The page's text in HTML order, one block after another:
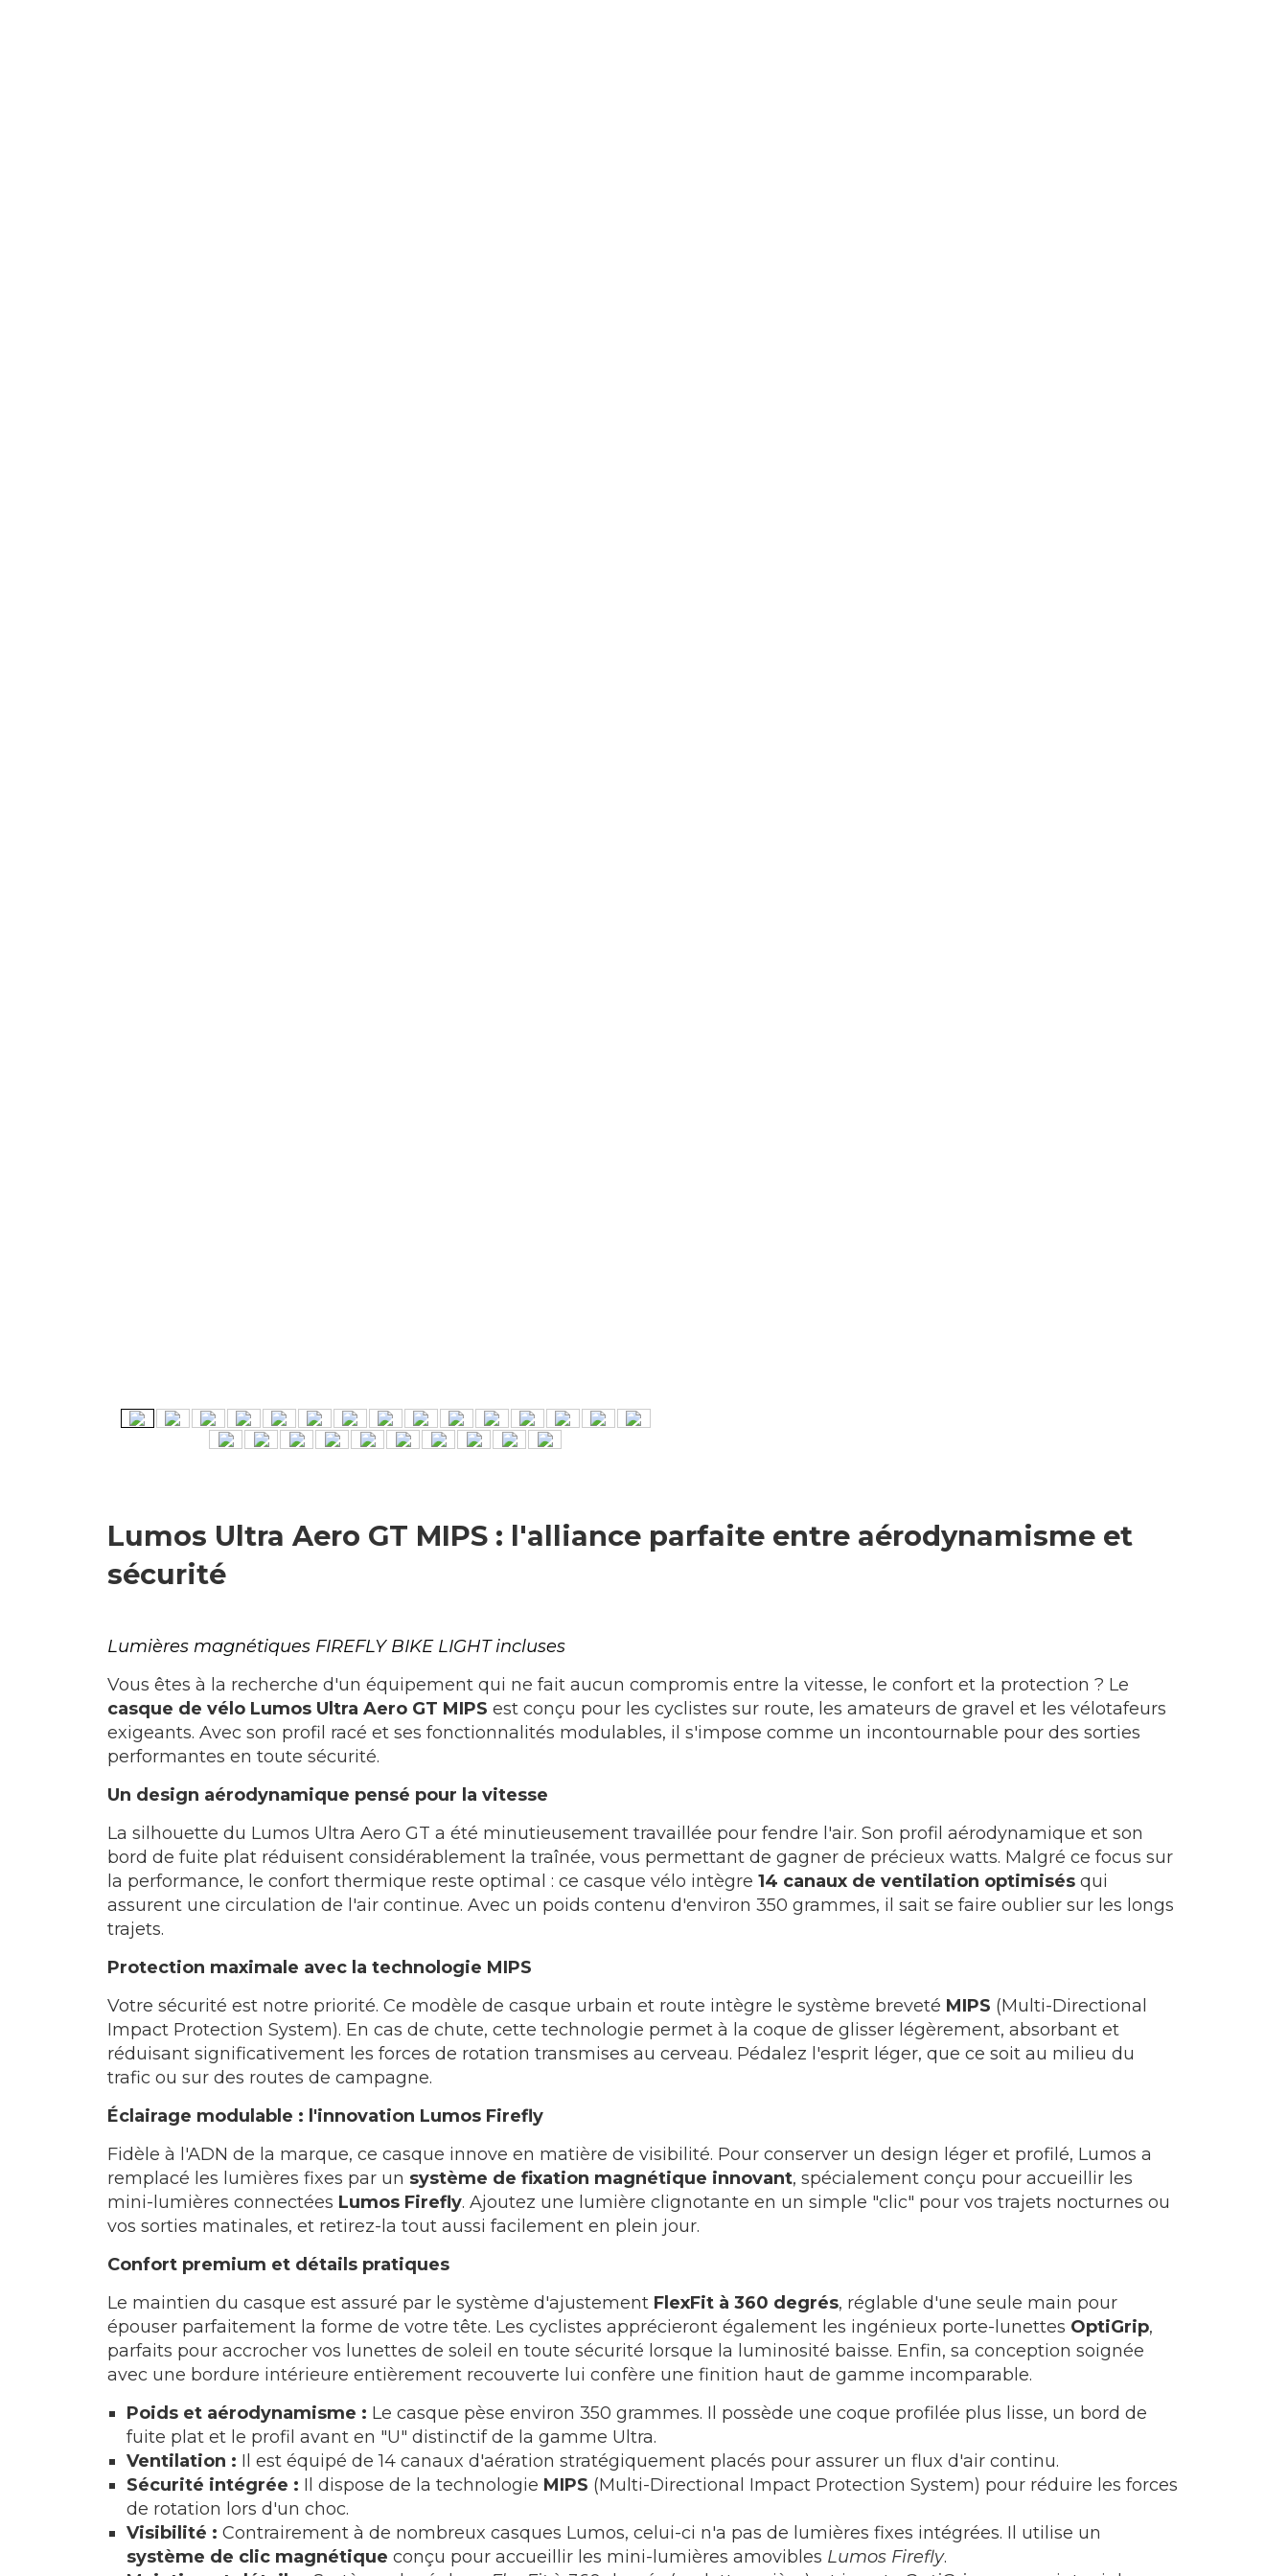
Lumos Ultra Aero GT MIPS : l'alliance parfaite entre aérodynamisme et
sécurité
Lumières magnétiques FIREFLY BIKE LIGHT incluses
Vous êtes à la recherche d'un équipement qui ne fait aucun compromis entre la vitesse, le confort et la protection ? Le
casque de vélo Lumos Ultra Aero GT MIPS est conçu pour les cyclistes sur route, les amateurs de gravel et les vélotafeurs
exigeants. Avec son profil racé et ses fonctionnalités modulables, il s'impose comme un incontournable pour des sorties
performantes en toute sécurité.
Un design aérodynamique pensé pour la vitesse
La silhouette du Lumos Ultra Aero GT a été minutieusement travaillée pour fendre l'air. Son profil aérodynamique et son
bord de fuite plat réduisent considérablement la traînée, vous permettant de gagner de précieux watts. Malgré ce focus sur
la performance, le confort thermique reste optimal : ce casque vélo intègre 14 canaux de ventilation optimisés qui
assurent une circulation de l'air continue. Avec un poids contenu d'environ 350 grammes, il sait se faire oublier sur les longs
trajets.
Protection maximale avec la technologie MIPS
Votre sécurité est notre priorité. Ce modèle de casque urbain et route intègre le système breveté MIPS (Multi-Directional
Impact Protection System). En cas de chute, cette technologie permet à la coque de glisser légèrement, absorbant et
réduisant significativement les forces de rotation transmises au cerveau. Pédalez l'esprit léger, que ce soit au milieu du
trafic ou sur des routes de campagne.
Éclairage modulable : l'innovation Lumos Firefly
Fidèle à l'ADN de la marque, ce casque innove en matière de visibilité. Pour conserver un design léger et profilé, Lumos a
remplacé les lumières fixes par un système de fixation magnétique innovant, spécialement conçu pour accueillir les
mini-lumières connectées Lumos Firefly. Ajoutez une lumière clignotante en un simple "clic" pour vos trajets nocturnes ou
vos sorties matinales, et retirez-la tout aussi facilement en plein jour.
Confort premium et détails pratiques
Le maintien du casque est assuré par le système d'ajustement FlexFit à 360 degrés, réglable d'une seule main pour
épouser parfaitement la forme de votre tête. Les cyclistes apprécieront également les ingénieux porte-lunettes OptiGrip,
parfaits pour accrocher vos lunettes de soleil en toute sécurité lorsque la luminosité baisse. Enfin, sa conception soignée
avec une bordure intérieure entièrement recouverte lui confère une finition haut de gamme incomparable.
Poids et aérodynamisme : Le casque pèse environ 350 grammes. Il possède une coque profilée plus lisse, un bord de
fuite plat et le profil avant en "U" distinctif de la gamme Ultra.
Ventilation : Il est équipé de 14 canaux d'aération stratégiquement placés pour assurer un flux d'air continu.
Sécurité intégrée : Il dispose de la technologie MIPS (Multi-Directional Impact Protection System) pour réduire les forces
de rotation lors d'un choc.
Visibilité : Contrairement à de nombreux casques Lumos, celui-ci n'a pas de lumières fixes intégrées. Il utilise un
système de clic magnétique conçu pour accueillir les mini-lumières amovibles Lumos Firefly.